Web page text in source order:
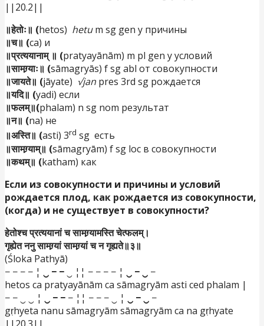
||20.2||
॥हेतोः॥ (hetos) hetum sg gen у причины
॥च॥ (ca) и
॥प्रत्ययानाम् ॥ (pratyayānām) m pl gen у условий
॥सामग्र्याः॥ (sāmagryās) f sg abl от совокупности
॥जायते॥ (jāyate) √jan pres 3rd sg рождается
॥यदि॥ (yadi) если
॥फलम्॥(phalam) n sg nom результат
॥न॥ (na) не
॥अस्ति॥ (asti) 3rd sg есть
॥सामग्र्याम्॥ (sāmagryām) f sg loc в совокупности
॥कथम्॥ (katham) как
Если из совокупности и причины и условий
рождается плод, как рождается из совокупности,
(когда) и не существует в совокупности?
हेतोश्च प्रत्ययानां च सामग्र्यामस्ति चेत्फलम्।
गृह्येत ननु सामग्र्यां सामग्र्यां च न गृह्यते॥३॥
(Śloka Pathyā)
− − − − ¦ ‿ − − ‿ ¦¦ − − − − ¦ ‿ − ‿ −
hetos ca pratyayānām ca sāmagryām asti ced phalam |
− − ‿ ‿ ¦ ‿ − − − ¦¦ − − − ‿ ¦ ‿ − ‿ −
gṛhyeta nanu sāmagryām sāmagryām ca na gṛhyate
||20.3||